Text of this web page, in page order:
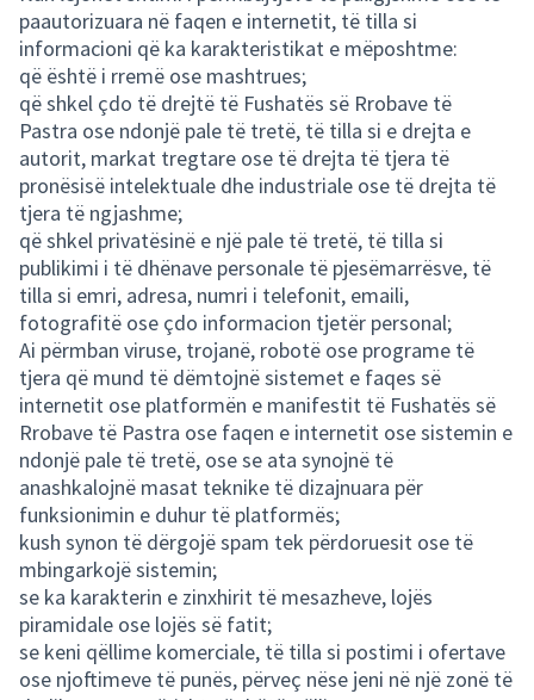
paautorizuara në faqen e internetit, të tilla si
informacioni që ka karakteristikat e mëposhtme:
që është i rremë ose mashtrues;
që shkel çdo të drejtë të Fushatës së Rrobave të
Pastra ose ndonjë pale të tretë, të tilla si e drejta e
autorit, markat tregtare ose të drejta të tjera të
pronësisë intelektuale dhe industriale ose të drejta të
tjera të ngjashme;
që shkel privatësinë e një pale të tretë, të tilla si
publikimi i të dhënave personale të pjesëmarrësve, të
tilla si emri, adresa, numri i telefonit, emaili,
fotografitë ose çdo informacion tjetër personal;
Ai përmban viruse, trojanë, robotë ose programe të
tjera që mund të dëmtojnë sistemet e faqes së
internetit ose platformën e manifestit të Fushatës së
Rrobave të Pastra ose faqen e internetit ose sistemin e
ndonjë pale të tretë, ose se ata synojnë të
anashkalojnë masat teknike të dizajnuara për
funksionimin e duhur të platformës;
kush synon të dërgojë spam tek përdoruesit ose të
mbingarkojë sistemin;
se ka karakterin e zinxhirit të mesazheve, lojës
piramidale ose lojës së fatit;
se keni qëllime komerciale, të tilla si postimi i ofertave
ose njoftimeve të punës, përveç nëse jeni në një zonë të